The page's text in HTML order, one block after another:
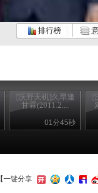
排行榜
[沃野天机]久旱逢
甘霖(2011.2....
01分45秒
[
【一键分享